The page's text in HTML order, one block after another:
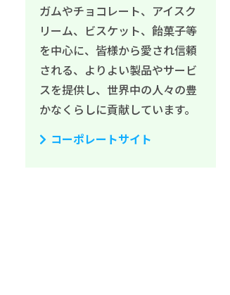
ガムやチョコレート、アイスク
リーム、ビスケット、飴菓子等
を中心に、皆様から愛され信頼
される、よりよい製品やサービ
スを提供し、世界中の人々の豊
かなくらしに貢献しています。
コーポレートサイト